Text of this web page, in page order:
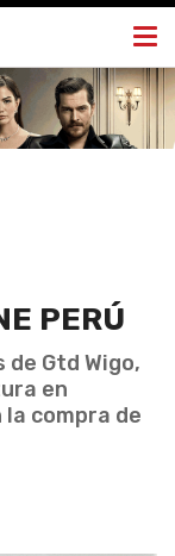
PERÚ
Gtd Wigo,
en
compra de